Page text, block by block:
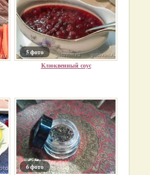
5 фото
Клюквенный соус
6 фото